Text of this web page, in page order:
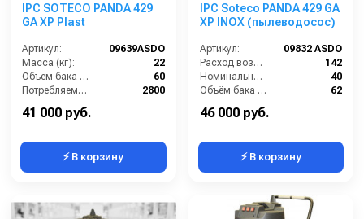
IPC SOTECO PANDA 429
GA XP Plast
Артикул:
09639ASDO
Масса (кг):
22
Объем бака (л):
60
Потребляемая мощность (Вт):
2800
Размеры (ДхШхВ):
41 000 руб.
⚡ В корзину
IPC Soteco PANDA 429 GA
XP INOX (пылеводосос)
Артикул:
09832 ASDO
Расход воздуха (л/сек):
142
Номинальный диаметр принадлежностей (мм):
40
Объём бака (л):
62
Рабочая ширина основной насадки (мм):
46 000 руб.
⚡ В корзину